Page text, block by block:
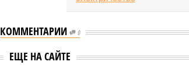
КОММЕНТАРИИ 0
ЕЩЕ НА САЙТЕ